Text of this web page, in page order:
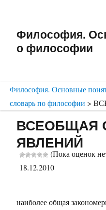
Философия.
о философии
Философия. Основные
словарь по философии >
ВСЕОБЩАЯ
ЯВЛЕНИЙ
(Пока оценок
18.12.2010
наиболее общая